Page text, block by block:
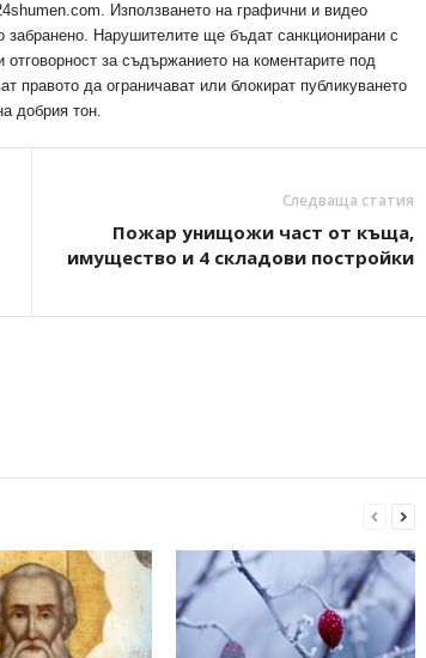
Използването на графични и видео
забранено. Нарушителите ще бъдат санкционирани с
за съдържанието на коментарите под
правото да ограничават или блокират публикуването
добрия тон.
Следваща статия
Пожар унищожи част от къща,
имущество и 4 складови постройки